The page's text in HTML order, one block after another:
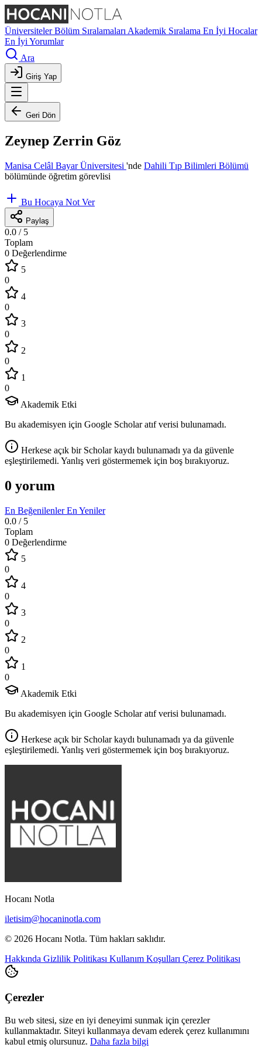
ÜniversitelerBölüm Sıralamaları Akademik Sıralama En İyi Hocalar
En İyi Yorumlar
Ara
Giriş Yap
Geri Dön
Zeynep Zerrin Göz
Manisa Celâl Bayar Üniversitesi 'nde Dahili Tıp Bilimleri Bölümü
bölümünde öğretim görevlisi
Bu Hocaya Not Ver
Paylaş
0.0 / 5
Toplam
0 Değerlendirme
5
0
4
0
3
0
2
0
1
0
Akademik Etki
Bu akademisyen için Google Scholar atıf verisi bulunamadı.
Herkese açık bir Scholar kaydı bulunamadı ya da güvenle
eşleştirilemedi. Yanlış veri göstermemek için boş bırakıyoruz.
0 yorum
En BeğenilenlerEn Yeniler
0.0 / 5
Toplam
0 Değerlendirme
5
0
4
0
3
0
2
0
1
0
Akademik Etki
Bu akademisyen için Google Scholar atıf verisi bulunamadı.
Herkese açık bir Scholar kaydı bulunamadı ya da güvenle
eşleştirilemedi. Yanlış veri göstermemek için boş bırakıyoruz.
Hocanı Notla
iletisim@hocaninotla.com
© 2026 Hocanı Notla. Tüm hakları saklıdır.
Hakkında Gizlilik Politikası Kullanım Koşulları Çerez Politikası
Çerezler
Bu web sitesi, size en iyi deneyimi sunmak için çerezler
kullanmaktadır. Siteyi kullanmaya devam ederek çerez kullanımını
kabul etmiş olursunuz. Daha fazla bilgi